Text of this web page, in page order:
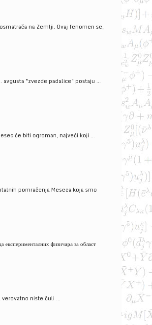
na Zemlji. Ovaj fenomen se,
"zvezde padalice" postaju ...
će biti ogroman, najveći koji ...
pomračenja Meseca koja smo
физичара за област
niste čuli ...